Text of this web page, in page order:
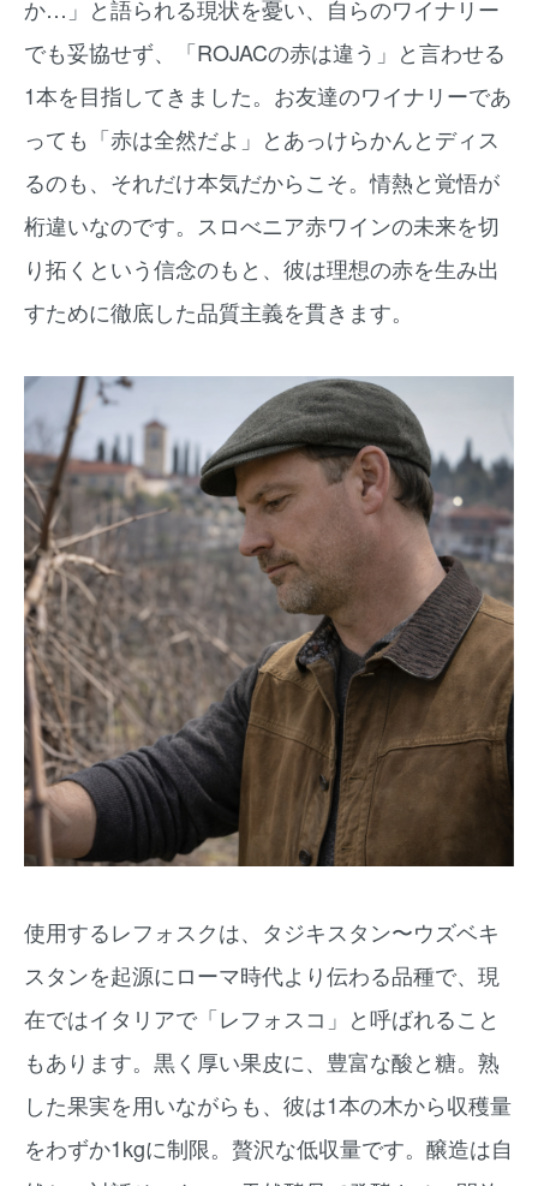
か…」と語られる現状を憂い、自らのワイナリー
でも妥協せず、「ROJACの赤は違う」と言わせる
1本を目指してきました。お友達のワイナリーであ
っても「赤は全然だよ」とあっけらかんとディス
るのも、それだけ本気だからこそ。情熱と覚悟が
桁違いなのです。スロべニア赤ワインの未来を切
り拓くという信念のもと、彼は理想の赤を生み出
すために徹底した品質主義を貫きます。
使用するレフォスクは、タジキスタン〜ウズベキ
スタンを起源にローマ時代より伝わる品種で、現
在ではイタリアで「レフォスコ」と呼ばれること
もあります。黒く厚い果皮に、豊富な酸と糖。熟
した果実を用いながらも、彼は1本の木から収穫量
をわずか1kgに制限。贅沢な低収量です。醸造は自